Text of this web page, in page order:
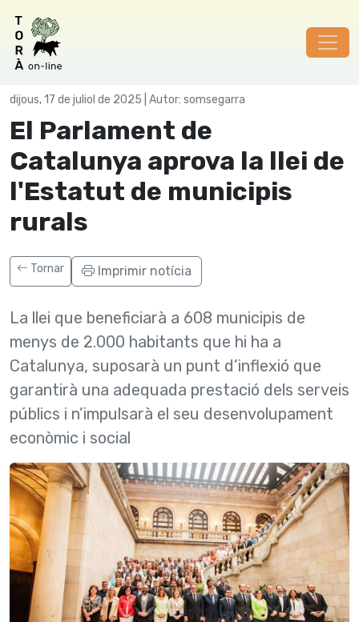
dijous, 17 de juliol de 2025 | Autor: somsegarra
El Parlament de
Catalunya aprova la llei de
l'Estatut de municipis
rurals
Tornar Imprimir notícia
La llei que beneficiarà a 608 municipis de
menys de 2.000 habitants que hi ha a
Catalunya, suposarà un punt d’inflexió que
garantirà una adequada prestació dels serveis
públics i n’impulsarà el seu desenvolupament
econòmic i social